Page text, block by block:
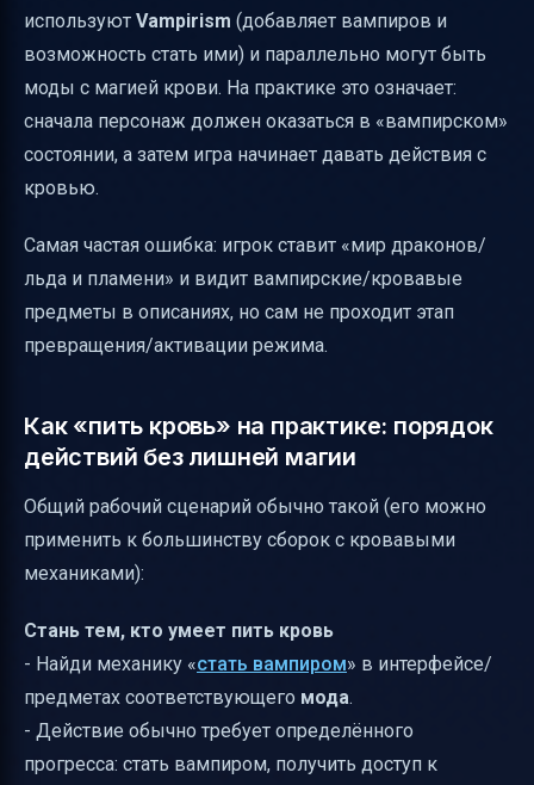
используют Vampirism (добавляет вампиров и
возможность стать ими) и параллельно могут быть
моды с магией крови. На практике это означает:
сначала персонаж должен оказаться в «вампирском»
состоянии, а затем игра начинает давать действия с
кровью.
Самая частая ошибка: игрок ставит «мир драконов/
льда и пламени» и видит вампирские/кровавые
предметы в описаниях, но сам не проходит этап
превращения/активации режима.
Как «пить кровь» на практике: порядок
действий без лишней магии
Общий рабочий сценарий обычно такой (его можно
применить к большинству сборок с кровавыми
механиками):
Стань тем, кто умеет пить кровь
- Найди механику «стать вампиром» в интерфейсе/
предметах соответствующего мода.
- Действие обычно требует определённого
прогресса: стать вампиром, получить доступ к